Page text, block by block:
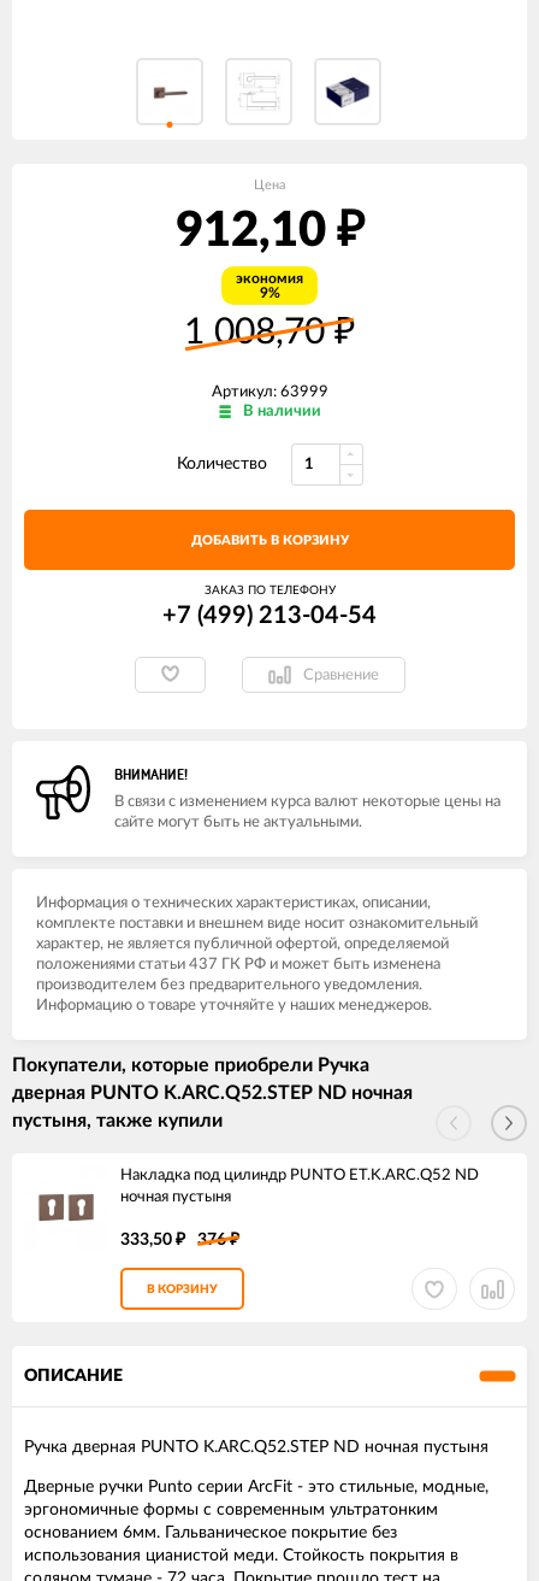
Цена
912,10 ₽
экономия
9%
1 008,70₽
Артикул: 63999
В наличии
Количество
ДОБАВИТЬ В КОРЗИНУ
ЗАКАЗ ПО ТЕЛЕФОНУ
+7 (499) 213-04-54​
Сравнение
ВНИМАНИЕ!
В связи с изменением курса валют некоторые цены на
сайте могут быть не актуальными.
Информация о технических характеристиках, описании,
комплекте поставки и внешнем виде носит ознакомительный
характер, не является публичной офертой, определяемой
положениями статьи 437 ГК РФ и может быть изменена
производителем без предварительного уведомления.
Информацию о товаре уточняйте у наших менеджеров.
Покупатели, которые приобрели Ручка
дверная PUNTO K.ARC.Q52.STEP ND ночная
пустыня, также купили
Накладка под цилиндр PUNTO ET.K.ARC.Q52 ND
ночная пустыня
333,50 ₽ 376₽
В КОРЗИНУ
ОПИСАНИЕ
Ручка дверная PUNTO K.ARC.Q52.STEP ND ночная пустыня
Дверные ручки Punto серии ArcFit - это стильные, модные,
эргономичные формы c современным ультратонким
основанием 6мм. Гальваническое покрытие без
использования цианистой меди. Стойкость покрытия в